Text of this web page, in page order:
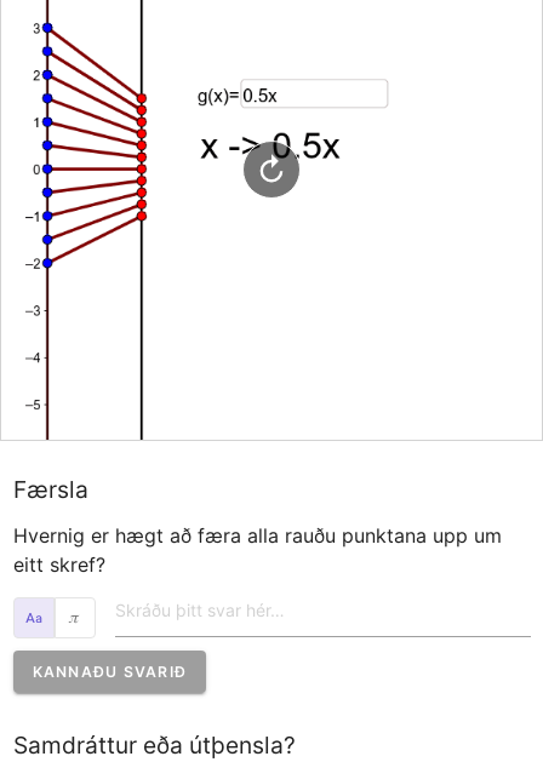
Færsla
Hvernig er hægt að færa alla rauðu punktana upp um
eitt skref?
𝜋
KANNAÐU SVARIÐ
Samdráttur eða útþensla?